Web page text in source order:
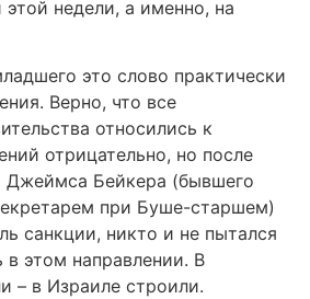
недели, а именно, на
это слово практически
Верно, что все
относились к
отрицательно, но после
Джеймса Бейкера (бывшего
при Буше-старшем)
санкции, никто и не пытался
в этом направлении. В
– в Израиле строили.